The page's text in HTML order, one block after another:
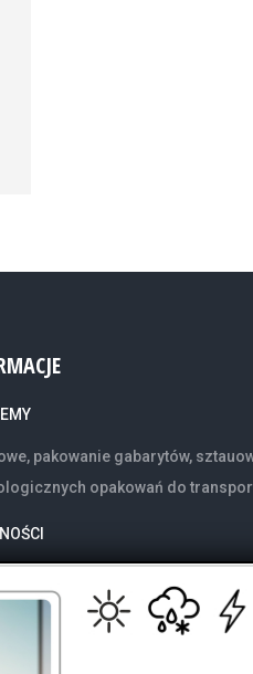
pakowanie gabarytów,
opakowań do